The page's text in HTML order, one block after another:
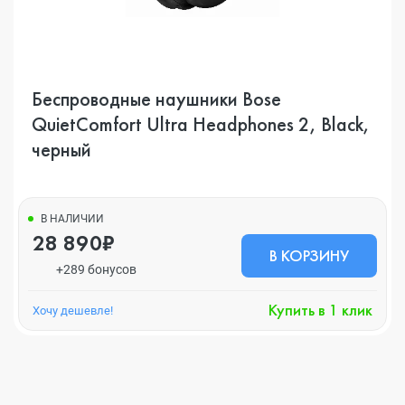
Беспроводные наушники Bose
QuietComfort Ultra Headphones 2, Black,
черный
В НАЛИЧИИ
28 890₽
+289 бонусов
В КОРЗИНУ
Хочу дешевле! Купить в 1 клик